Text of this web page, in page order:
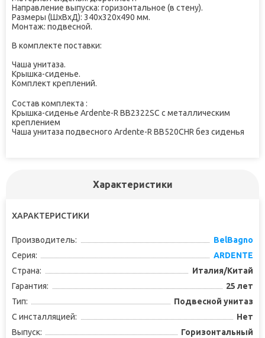
Направление выпуска: горизонтальное (в стену).
Размеры (ШхВхД): 340х320х490 мм.
Монтаж: подвесной.
В комплекте поставки:
Чаша унитаза.
Крышка-сиденье.
Комплект креплений.
Состав комплекта :
Крышка-сиденье Ardente-R BB2322SC с металлическим
креплением
Чаша унитаза подвесного Ardente-R BB520CHR без сиденья
Характеристики
ХАРАКТЕРИСТИКИ
Производитель:
BelBagno
Серия:
ARDENTE
Страна:
Италия/Китай
Гарантия:
25 лет
Тип:
Подвесной унитаз
С инсталляцией:
Нет
Выпуск:
Горизонтальный